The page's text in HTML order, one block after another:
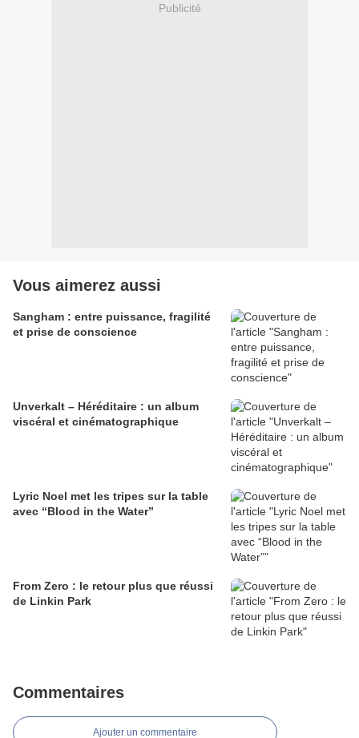
Publicité
Vous aimerez aussi
Sangham : entre puissance, fragilité
et prise de conscience
Unverkalt – Héréditaire : un album
viscéral et cinématographique
Lyric Noel met les tripes sur la table
avec “Blood in the Water”
From Zero : le retour plus que réussi
de Linkin Park
Commentaires
Ajouter un commentaire